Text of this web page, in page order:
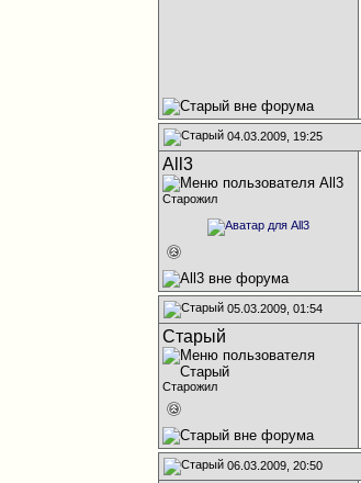
04.03.2009, 19:25
All3
Старожил
05.03.2009, 01:54
Старый
Старожил
06.03.2009, 20:50